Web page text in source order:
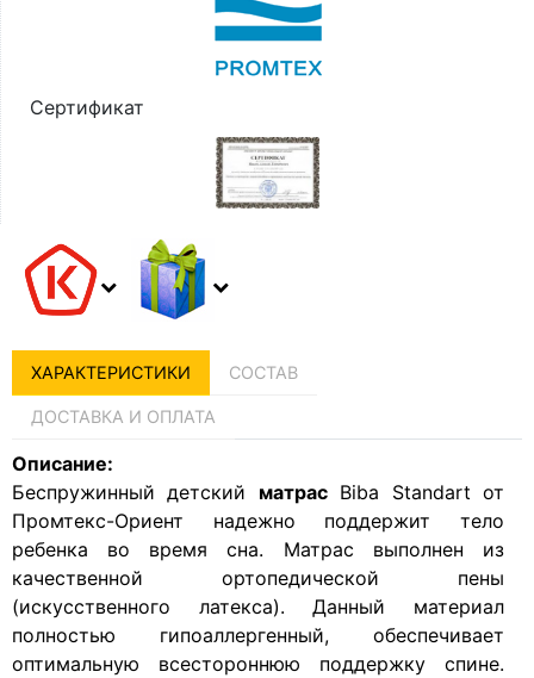
Сертификат
ХАРАКТЕРИСТИКИ СОСТАВ
ДОСТАВКА И ОПЛАТА
Описание:
Беспружинный детский матрас Biba Standart от
Промтекс-Ориент надежно поддержит тело
ребенка во время сна. Матрас выполнен из
качественной ортопедической пены
(искусственного латекса). Данный материал
полностью гипоаллергенный, обеспечивает
оптимальную всестороннюю поддержку спине.